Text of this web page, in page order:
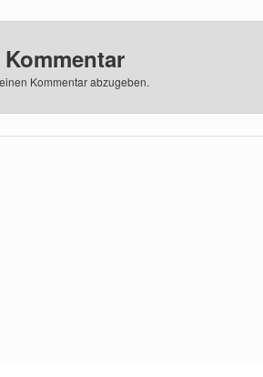
Kommentar abzugeben.